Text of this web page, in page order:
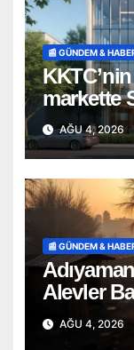
📰 GÜNDEM &
markette
AĞU 4, 2026
📰 GÜNDEM &
Alevler
Onlarca
AĞU 4, 2026